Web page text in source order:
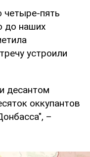
пять
до наших
устроили
десантом
оккупантов
–